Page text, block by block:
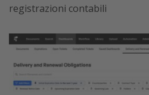
registrazioni contabili